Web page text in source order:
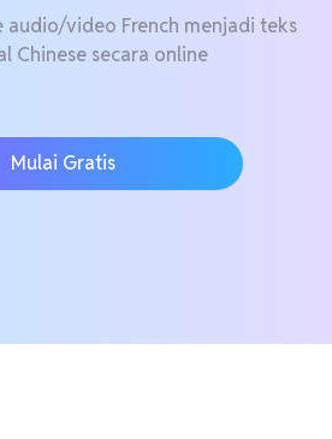
audio/video French menjadi teks
Chinese secara online
Mulai Gratis